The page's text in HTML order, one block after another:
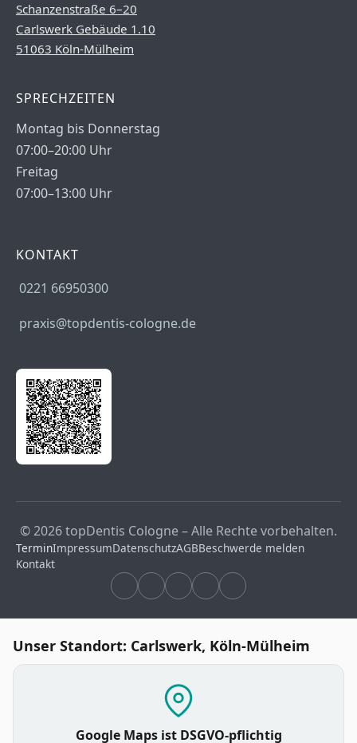
Schanzenstraße 6–20
Carlswerk Gebäude 1.10
51063 Köln-Mülheim
SPRECHZEITEN
Montag bis Donnerstag
07:00–20:00 Uhr
Freitag
07:00–13:00 Uhr
KONTAKT
0221 66950300
praxis@topdentis-cologne.de
© 2026 topDentis Cologne – Alle Rechte vorbehalten.
TerminImpressumDatenschutzAGBBeschwerde melden
Kontakt
Unser Standort: Carlswerk, Köln-Mülheim
Google Maps ist DSGVO-pflichtig